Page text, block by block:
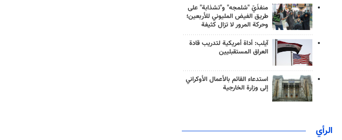
منفذَيّ "شلمجه" و"تشذابة" على
طريق الفيض المليوني للأربعين؛
وحركة المرور لا تزال كثيفة
آيلب: أداة أمريكية لتدريب قادة
العراق المستقبليين
استدعاء القائم بالأعمال الأوكراني
إلى وزارة الخارجية
الرأي